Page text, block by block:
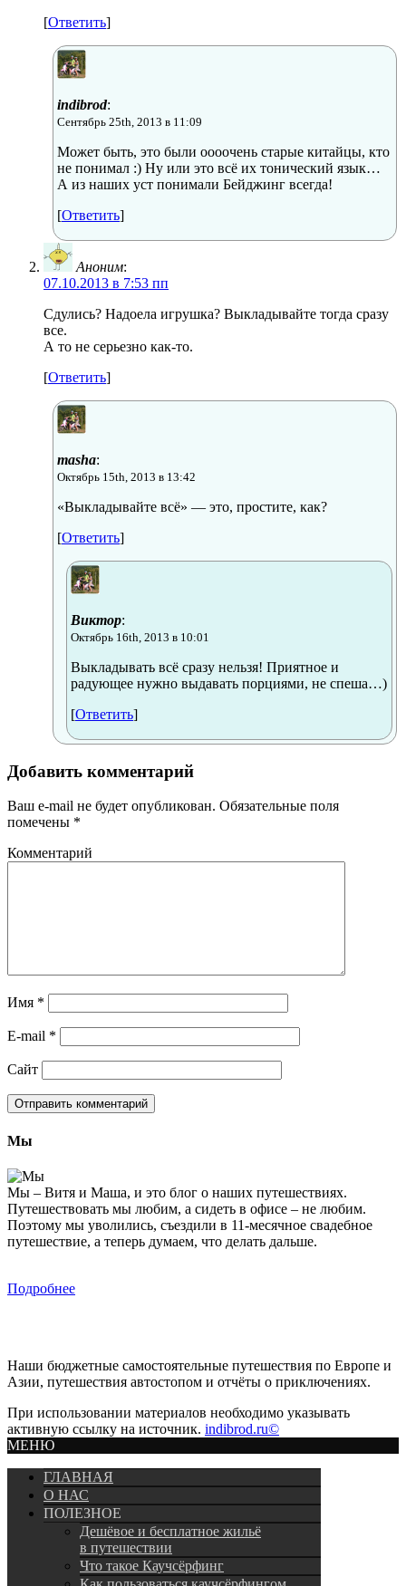
[Ответить]
indibrod:
Сентябрь 25th, 2013 в 11:09
Может быть, это были оооочень старые китайцы, кто
не понимал :) Ну или это всё их тонический язык…
А из наших уст понимали Бейджинг всегда!
[Ответить]
Аноним:
07.10.2013 в 7:53 пп
Сдулись? Надоела игрушка? Выкладывайте тогда сразу
все.
А то не серьезно как-то.
[Ответить]
masha:
Октябрь 15th, 2013 в 13:42
«Выкладывайте всё» — это, простите, как?
[Ответить]
Виктор:
Октябрь 16th, 2013 в 10:01
Выкладывать всё сразу нельзя! Приятное и
радующее нужно выдавать порциями, не спеша…)
[Ответить]
Добавить комментарий
Ваш e-mail не будет опубликован. Обязательные поля
помечены *
Комментарий
Имя *
E-mail *
Сайт
Мы
Мы – Витя и Маша, и это блог о наших путешествиях.
Путешествовать мы любим, а сидеть в офисе – не любим.
Поэтому мы уволились, съездили в 11-месячное свадебное
путешествие, а теперь думаем, что делать дальше.
Подробнее
Наши бюджетные самостоятельные путешествия по Европе и
Азии, путешествия автостопом и отчёты о приключениях.
При использовании материалов необходимо указывать
активную ссылку на источник. indibrod.ru©
МЕНЮ
ГЛАВНАЯ
О НАС
ПОЛЕЗНОЕ
Дешёвое и бесплатное жильё
в путешествии
Что такое Каучсёрфинг